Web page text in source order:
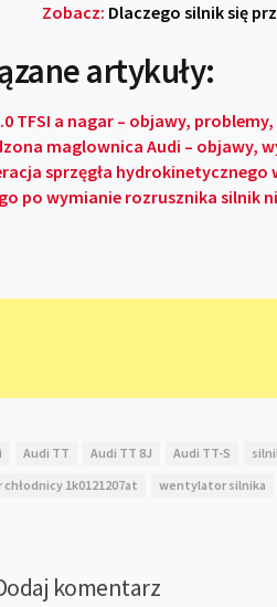
Zobacz: Dlaczego silnik się
artykuły:
TFSI a nagar – objawy,
maglownica Audi – objawy,
sprzęgła hydrokinetycznego
po wymianie rozrusznika silnik
Audi TT Audi TT 8J Audi TT-S
1k0121207at
wentylator silnika
komentarz